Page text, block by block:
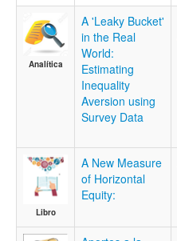
Iniciar sesión
Analítica
A 'Leaky Bucket'
in the Real
World:
Estimating
Inequality
Aversion using
Survey Data
Libro
A New Measure
of Horizontal
Equity: